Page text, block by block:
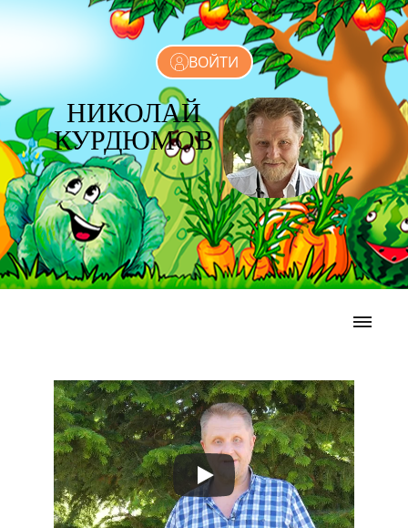
ВОЙТИ
НИКОЛАЙ
КУРДЮМОВ